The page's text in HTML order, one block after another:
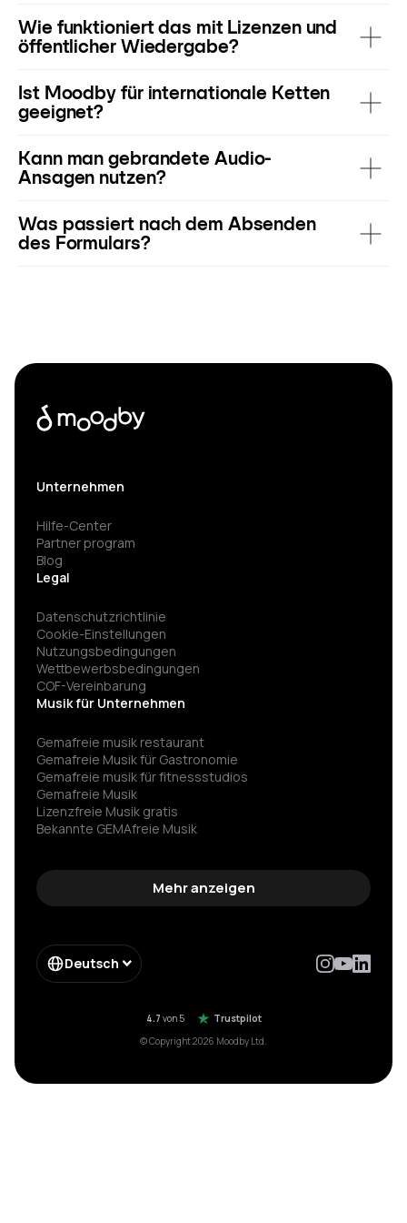
Wie funktioniert das mit Lizenzen und
öffentlicher Wiedergabe?
Ist Moodby für internationale Ketten
geeignet?
Kann man gebrandete Audio-
Ansagen nutzen?
Was passiert nach dem Absenden
des Formulars?
Unternehmen
Hilfe-Center
Partner program
Blog
Legal
Datenschutzrichtlinie
Cookie-Einstellungen
Nutzungsbedingungen
Wettbewerbsbedingungen
COF-Vereinbarung
Musik für Unternehmen
Gemafreie musik restaurant
Gemafreie Musik für Gastronomie
Gemafreie musik für fitness­studios
Gemafreie Musik
Lizenzfreie Musik gratis
Bekannte GEMAfreie Musik
Gemafreie wartemusik
Hintergrundmusik für werbung
Enterprise
Form Enterprise
Moebelkette gema einsparung
Mehr anzeigen
Deutsch
4.7 von 5
Trustpilot
© Copyright 2026 Moodby Ltd.